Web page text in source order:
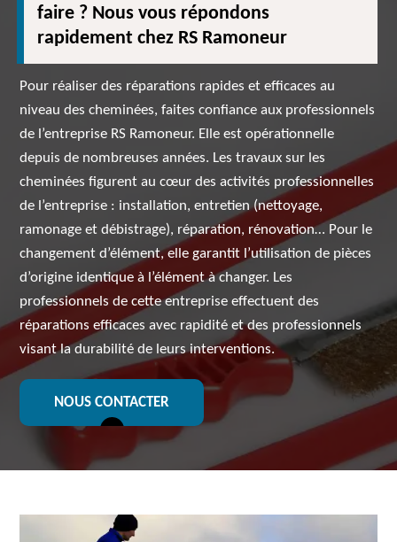
faire ? Nous vous répondons
rapidement chez RS Ramoneur
Pour réaliser des réparations rapides et efficaces au
niveau des cheminées, faites confiance aux professionnels
de l’entreprise RS Ramoneur. Elle est opérationnelle
depuis de nombreuses années. Les travaux sur les
cheminées figurent au cœur des activités professionnelles
de l’entreprise : installation, entretien (nettoyage,
ramonage et débistrage), réparation, rénovation… Pour le
changement d’élément, elle garantit l’utilisation de pièces
d’origine identique à l’élément à changer. Les
professionnels de cette entreprise effectuent des
réparations efficaces avec rapidité et des professionnels
visant la durabilité de leurs interventions.
NOUS CONTACTER